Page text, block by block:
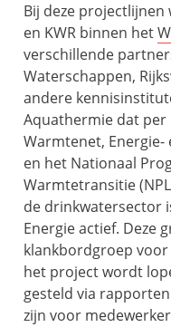
Bij deze
en KWR binnen het
verschillende
Waterschappen,
andere
Aquathermie dat per
Warmtenet, Energie-
en het Nationaal
Warmtetransitie
de drinkwatersector
Energie actief. Deze
klankbordgroep
het project wordt
gesteld via
zijn voor